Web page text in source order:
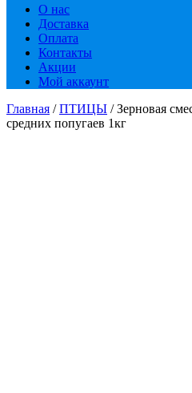
О нас
Доставка
Оплата
Контакты
Акции
Мой аккаунт
Главная /ПТИЦЫ / Зерновая
средних попугаев 1кг